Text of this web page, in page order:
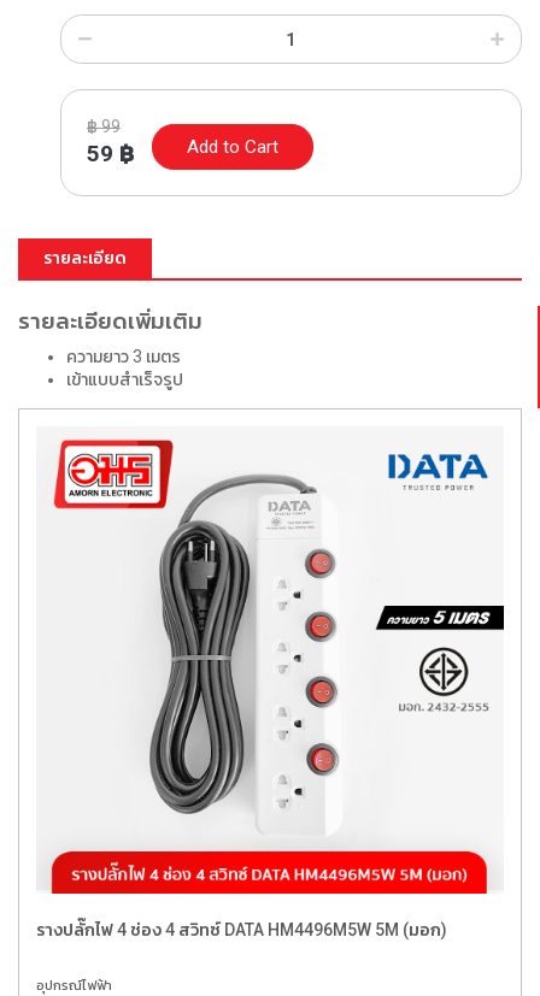
฿99
59 ฿ Add to Cart
รายละเอียด
รายละเอียดเพิ่มเติม
ความยาว 3 เมตร
เข้าแบบสำเร็จรูป
รางปลั๊กไฟ 4 ช่อง 4 สวิทซ์ DATA HM4496M5W 5M (มอก)
อุปกรณ์ไฟฟ้า